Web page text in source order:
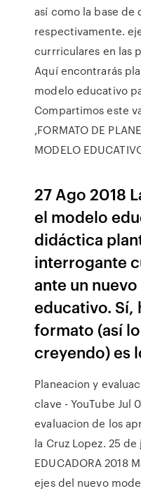
así como la base de
respectivamente.
currriculares en las
Aquí encontrarás
modelo educativo
Compartimos este
,FORMATO DE
MODELO
27 Ago 2018
el modelo
didáctica
interrogante
ante un
educativo. Sí,
formato (así
creyendo) es
Planeacion y
clave - YouTube Jul
evaluacion de los
la Cruz Lopez. 25 de
EDUCADORA 2018
ejes del nuevo